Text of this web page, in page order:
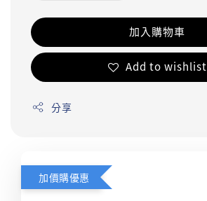
加入購物車
Add to wishlist
分享
加價購優惠